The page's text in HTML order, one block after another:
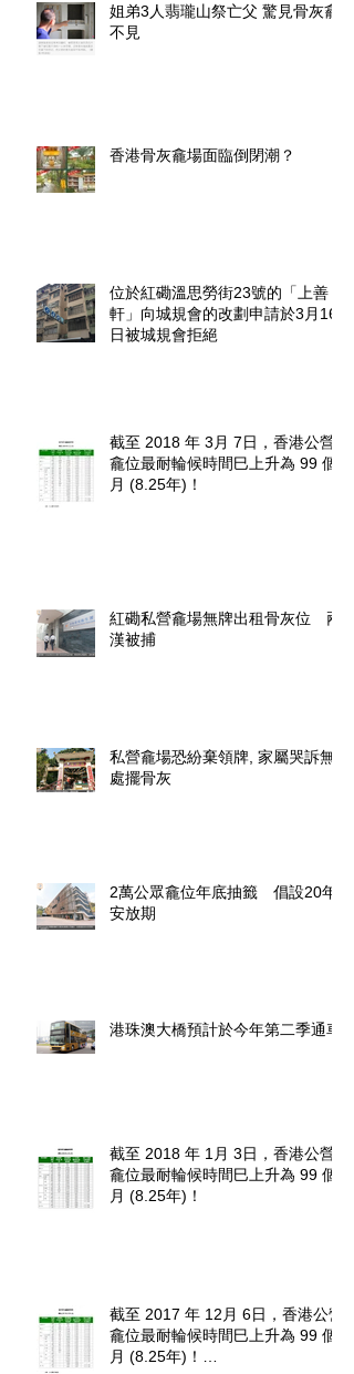
姐弟3人翡瓏山祭亡父 驚見骨灰龕
不見
香港骨灰龕場面臨倒閉潮？
位於紅磡溫思勞街23號的「上善
軒」向城規會的改劃申請於3月16
日被城規會拒絕
截至 2018 年 3月 7日，香港公營
龕位最耐輪候時間巳上升為 99 個
月 (8.25年)！
紅磡私營龕場無牌出租骨灰位 兩
漢被捕
私營龕場恐紛棄領牌, 家屬哭訴無
處擺骨灰
2萬公眾龕位年底抽籤 倡設20年
安放期
港珠澳大橋預計於今年第二季通車
截至 2018 年 1月 3日，香港公營
龕位最耐輪候時間巳上升為 99 個
月 (8.25年)！
截至 2017 年 12月 6日，香港公營
龕位最耐輪候時間巳上升為 99 個
月 (8.25年)！